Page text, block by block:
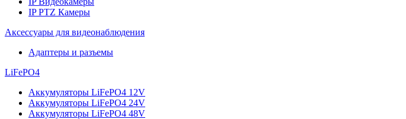
IP PTZ Камеры
Аксессуары для видеонаблюдения
Адаптеры и разъемы
LiFePO4
Аккумуляторы LiFePO4 12V
Аккумуляторы LiFePO4 24V
Аккумуляторы LiFePO4 48V